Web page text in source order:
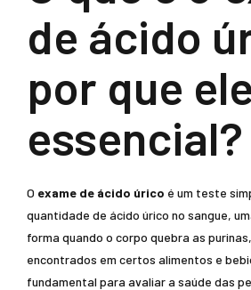
de ácido
por que
essencial?
O exame de ácido úrico é um teste
quantidade de ácido úrico no sangue,
forma quando o corpo quebra as
encontrados em certos alimentos e
fundamental para avaliar a saúde das